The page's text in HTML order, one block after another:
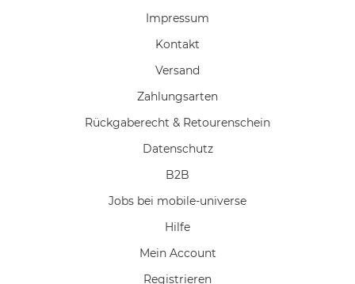
Impressum
Kontakt
Versand
Zahlungsarten
Rückgaberecht & Retourenschein
Datenschutz
B2B
Jobs bei mobile-universe
Hilfe
Mein Account
Registrieren